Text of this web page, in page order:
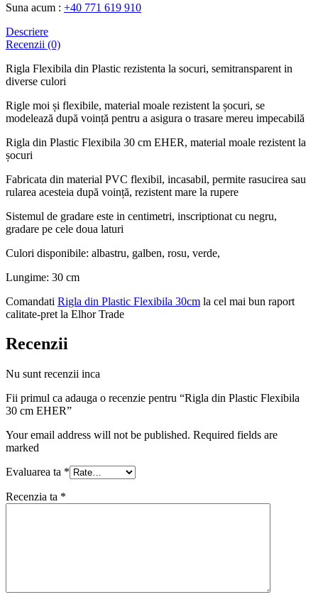
Suna acum : +40 771 619 910
Descriere
Recenzii (0)
Rigla Flexibila din Plastic rezistenta la socuri, semitransparent in
diverse culori
Rigle moi și flexibile, material moale rezistent la șocuri, se
modelează după voință pentru a asigura o trasare mereu impecabilă
Rigla din Plastic Flexibila 30 cm EHER, material moale rezistent la
șocuri
Fabricata din material PVC flexibil, incasabil, permite rasucirea sau
rularea acesteia după voință, rezistent mare la rupere
Sistemul de gradare este in centimetri, inscriptionat cu negru,
gradare pe cele doua laturi
Culori disponibile: albastru, galben, rosu, verde,
Lungime: 30 cm
Comandati Rigla din Plastic Flexibila 30cm la cel mai bun raport
calitate-pret la Elhor Trade
Recenzii
Nu sunt recenzii inca
Fii primul ca adauga o recenzie pentru “Rigla din Plastic Flexibila
30 cm EHER”
Your email address will not be published. Required fields are
marked
Evaluarea ta *
Recenzia ta *